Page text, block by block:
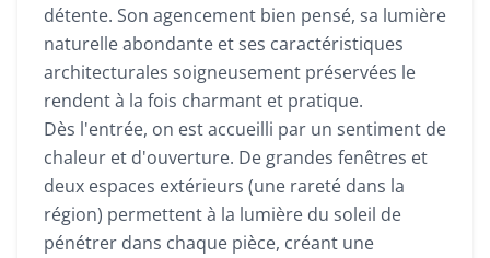
détente. Son agencement bien pensé, sa lumière
naturelle abondante et ses caractéristiques
architecturales soigneusement préservées le
rendent à la fois charmant et pratique.
Dès l'entrée, on est accueilli par un sentiment de
chaleur et d'ouverture. De grandes fenêtres et
deux espaces extérieurs (une rareté dans la
région) permettent à la lumière du soleil de
pénétrer dans chaque pièce, créant une